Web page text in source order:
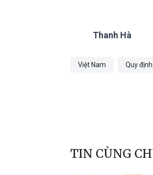
Thanh Hà
Việt Nam Quy
TIN CÙNG